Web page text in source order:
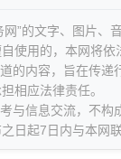
”的文字、图片
使用的，本网将依
的内容，旨在传
相应法律责任。
与信息交流，不
日起7日内与本网联